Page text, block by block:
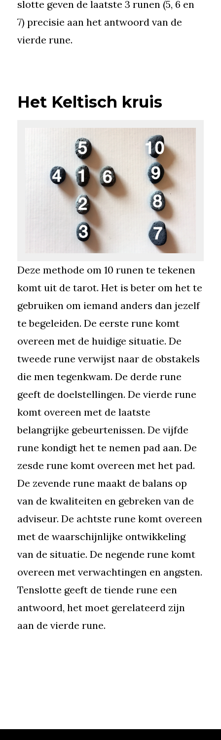
slotte geven de laatste 3 runen (5, 6 en
7) precisie aan het antwoord van de
vierde rune.
Het Keltisch kruis
Deze methode om 10 runen te tekenen
komt uit de tarot. Het is beter om het te
gebruiken om iemand anders dan jezelf
te begeleiden. De eerste rune komt
overeen met de huidige situatie. De
tweede rune verwijst naar de obstakels
die men tegenkwam. De derde rune
geeft de doelstellingen. De vierde rune
komt overeen met de laatste
belangrijke gebeurtenissen. De vijfde
rune kondigt het te nemen pad aan. De
zesde rune komt overeen met het pad.
De zevende rune maakt de balans op
van de kwaliteiten en gebreken van de
adviseur. De achtste rune komt overeen
met de waarschijnlijke ontwikkeling
van de situatie. De negende rune komt
overeen met verwachtingen en angsten.
Tenslotte geeft de tiende rune een
antwoord, het moet gerelateerd zijn
aan de vierde rune.